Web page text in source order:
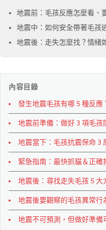
地震前：毛孩反應怎麼看、
地震中：如何安全帶著毛孩
地震後：走失怎麼找？情緒
內容目錄
發生地震毛孩有哪 5 種反應
地震前準備：做好 3 項毛孩
地震當下：毛孩抗震保命 3
緊急指南：最快抓貓＆正確
地震後：尋找走失毛孩 5 大
地震後要觀察的毛孩異常行
地震不可預測，但做好準備